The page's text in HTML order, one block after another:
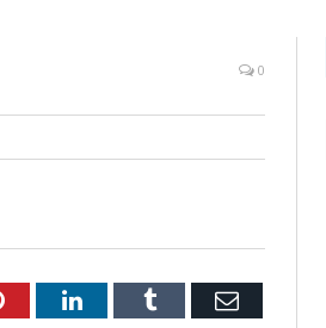
0
PinterestLinkedInTumblr Email